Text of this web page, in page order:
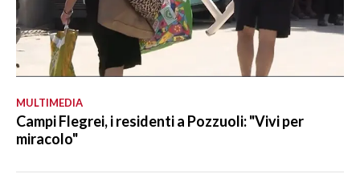
MULTIMEDIA
Campi Flegrei, i residenti a Pozzuoli: "Vivi per
miracolo"